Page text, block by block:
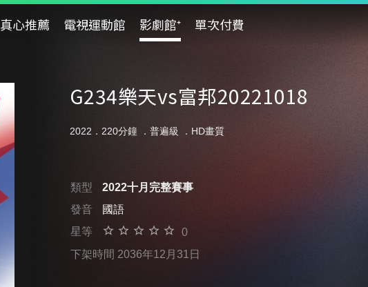
真心推薦 電視運動館 影劇館⁺ 單次付費
G234樂天vs富邦20221018
2022．220分鐘 ． 普遍級 ．HD畫質
類型
2022十月完整賽事
發音
國語
星等
0
下架時間 2036年12月31日